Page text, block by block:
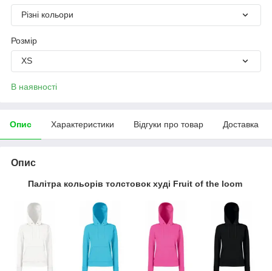
Різні кольори
Розмір
XS
В наявності
Опис Характеристики Відгуки про товар Доставка
Опис
Палітра кольорів толстовок худі Fruit of the loom